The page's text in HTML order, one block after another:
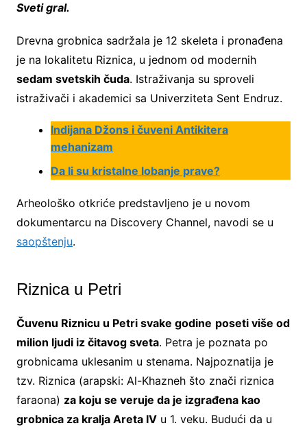
Sveti gral.
Drevna grobnica sadržala je 12 skeleta i pronađena
je na lokalitetu Riznica, u jednom od modernih
sedam svetskih čuda. Istraživanja su sproveli
istraživači i akademici sa Univerziteta Sent Endruz.
Indijana Džons i čuveni Antikitera
mehanizam
Da li su kristalne lobanje prave?
Arheološko otkriće predstavljeno je u novom
dokumentarcu na Discovery Channel, navodi se u
saopštenju.
Riznica u Petri
Čuvenu Riznicu u Petri svake godine poseti više od
milion ljudi iz čitavog sveta. Petra je poznata po
grobnicama uklesanim u stenama. Najpoznatija je
tzv. Riznica (arapski: Al-Khazneh što znači riznica
faraona) za koju se veruje da je izgrađena kao
grobnica za kralja Areta IVu 1. veku. Budući da u